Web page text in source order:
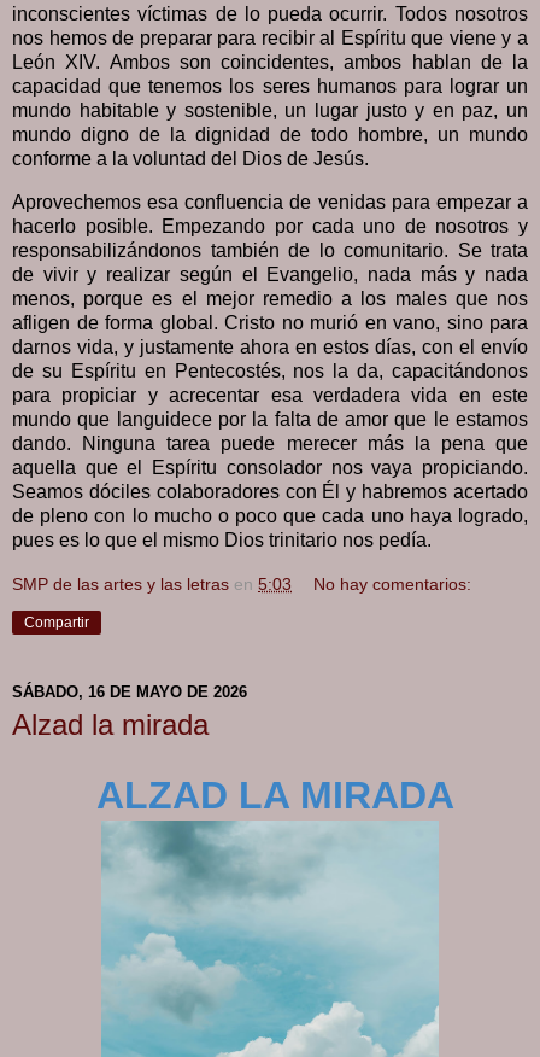
inconscientes víctimas de lo pueda ocurrir. Todos nosotros
nos hemos de preparar para recibir al Espíritu que viene y a
León XIV. Ambos son coincidentes, ambos hablan de la
capacidad que tenemos los seres humanos para lograr un
mundo habitable y sostenible, un lugar justo y en paz, un
mundo digno de la dignidad de todo hombre, un mundo
conforme a la voluntad del Dios de Jesús.
Aprovechemos esa confluencia de venidas para empezar a
hacerlo posible. Empezando por cada uno de nosotros y
responsabilizándonos también de lo comunitario. Se trata
de vivir y realizar según el Evangelio, nada más y nada
menos, porque es el mejor remedio a los males que nos
afligen de forma global. Cristo no murió en vano, sino para
darnos vida, y justamente ahora en estos días, con el envío
de su Espíritu en Pentecostés, nos la da, capacitándonos
para propiciar y acrecentar esa verdadera vida en este
mundo que languidece por la falta de amor que le estamos
dando. Ninguna tarea puede merecer más la pena que
aquella que el Espíritu consolador nos vaya propiciando.
Seamos dóciles colaboradores con Él y habremos acertado
de pleno con lo mucho o poco que cada uno haya logrado,
pues es lo que el mismo Dios trinitario nos pedía.
SMP de las artes y las letras en 5:03 No hay comentarios:
Compartir
SÁBADO, 16 DE MAYO DE 2026
Alzad la mirada
ALZAD LA MIRADA